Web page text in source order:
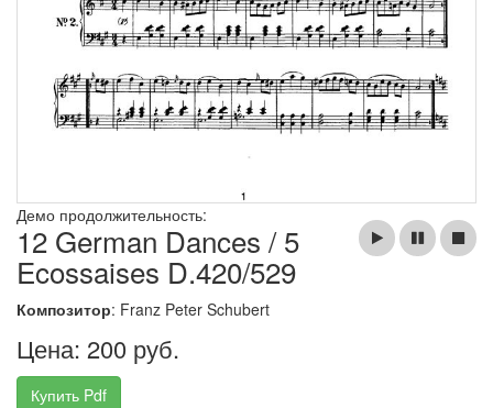
Демо продолжительность:
12 German Dances / 5
Ecossaises D.420/529
Композитор: Franz Peter Schubert
Цена: 200 руб.
Купить Pdf